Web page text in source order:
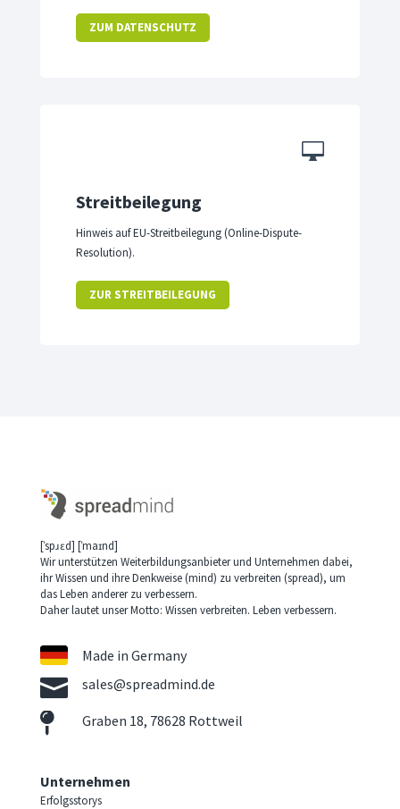
ZUM DATENSCHUTZ

Streitbeilegung
Hinweis auf EU-Streitbeilegung (Online-Dispute-
Resolution).
ZUR STREITBEILEGUNG
[ˈspɹɛd] [ˈmaɪnd]
Wir unterstützen Weiterbildungsanbieter und Unternehmen dabei,
ihr Wissen und ihre Denkweise (mind) zu verbreiten (spread), um
das Leben anderer zu verbessern.
Daher lautet unser Motto: Wissen verbreiten. Leben verbessern.
Made in Germany
 sales@spreadmind.de
 Graben 18, 78628 Rottweil
Unternehmen
Erfolgsstorys